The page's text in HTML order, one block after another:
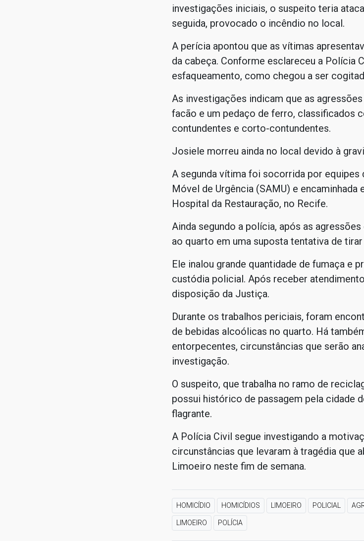
investigações iniciais, o suspeito teria
seguida, provocado o incêndio no local.
A perícia apontou que as vítimas
da cabeça. Conforme esclareceu a Polícia
esfaqueamento, como chegou a ser
As investigações indicam que as
facão e um pedaço de ferro, classificados
contundentes e corto-contundentes.
Josiele morreu ainda no local devido à
A segunda vítima foi socorrida por
Móvel de Urgência (SAMU) e
Hospital da Restauração, no Recife.
Ainda segundo a polícia, após as
ao quarto em uma suposta tentativa de
Ele inalou grande quantidade de fumaça e
custódia policial. Após receber
disposição da Justiça.
Durante os trabalhos periciais, foram
de bebidas alcoólicas no quarto. Há
entorpecentes, circunstâncias que serão
investigação.
O suspeito, que trabalha no ramo de
possui histórico de passagem pela cidade
flagrante.
A Polícia Civil segue investigando a
circunstâncias que levaram à tragédia que
Limoeiro neste fim de semana.
HOMICÍDIO HOMICÍDIOS LIMOEIRO POLICIAL
LIMOEIRO POLÍCIA